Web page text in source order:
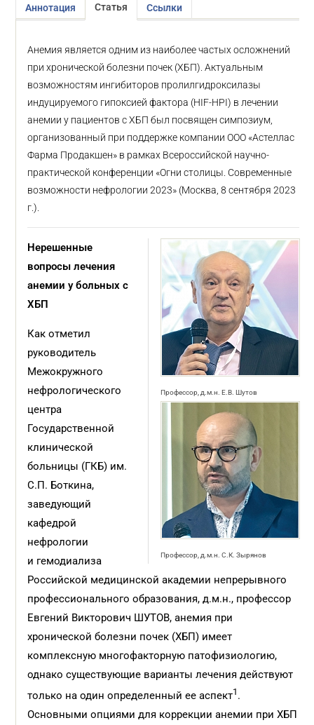
Аннотация Статья Ссылки
Анемия является одним из наиболее частых осложнений
при хронической болезни почек (ХБП). Актуальным
возможностям ингибиторов пролилгидроксилазы
индуцируемого гипоксией фактора (HIF-HPI) в лечении
анемии у пациентов с ХБП был посвящен симпозиум,
организованный при поддержке компании ООО «Астеллас
Фарма Продакшен» в рамках Всероссийской научно-
практической конференции «Огни столицы. Современные
возможности нефрологии 2023» (Москва, 8 сентября 2023
г.).
Профессор, д.м.н. Е.В. Шутов
Профессор, д.м.н. С.К. Зырянов
Нерешенные
вопросы лечения
анемии у больных с
ХБП
Как отметил
руководитель
Межокружного
нефрологического
центра
Государственной
клинической
больницы (ГКБ) им.
С.П. Боткина,
заведующий
кафедрой
нефрологии
и гемодиализа
Российской медицинской академии непрерывного
профессионального образования, д.м.н., профессор
Евгений Викторович ШУТОВ, анемия при
хронической болезни почек (ХБП) имеет
комплексную многофакторную патофизиологию,
однако существующие варианты лечения действуют
только на один определенный ее аспект1 .
Основными опциями для коррекции анемии при ХБП